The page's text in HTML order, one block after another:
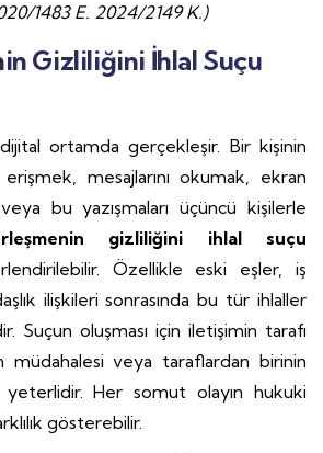
1483 E. 2024/2149 K.)
Gizliliğini İhlal Suçu
ortamda gerçekleşir. Bir kişinin
mesajlarını okumak, ekran
bu yazışmaları üçüncü kişilerle
gizliliğini ihlal suçu
Özellikle eski eşler, iş
ilişkileri sonrasında bu tür ihlaller
Suçun oluşması için iletişimin tarafı
müdahalesi veya taraflardan birinin
yeterlidir. Her somut olayın hukuki
gösterebilir.